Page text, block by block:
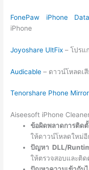
FonePaw iPhone
iPhone
Joyoshare UltFix – โปรแ
Audicable – ดาวน์โหลดเ
Tenorshare Phone Mirror
Aiseesoft iPhone
ข้อผิดพลาดการติดตั้
ให้ดาวน์โหลดใหม่อี
ปัญหา DLL/
ให้ตรวจสอบและติด